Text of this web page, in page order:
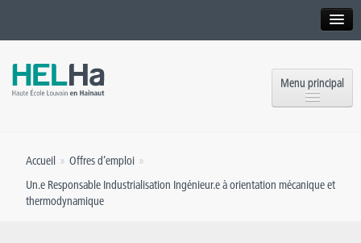
Formation continue et Recherche
Menu principal
Accueil » Offres d’emploi »
Un.e Responsable Industrialisation Ingénieur.e à orientation mécanique et
thermodynamique